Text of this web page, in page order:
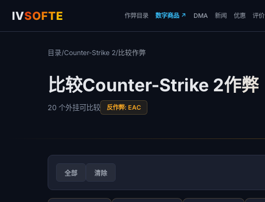
IVSOFTE 作弊目录 数字商品↗ DMA 新闻 优惠 评价
目录/Counter-Strike 2/比较作弊
比较Counter-Strike 2作弊
20 个外挂可比较 反作弊: EAC
全部 清除